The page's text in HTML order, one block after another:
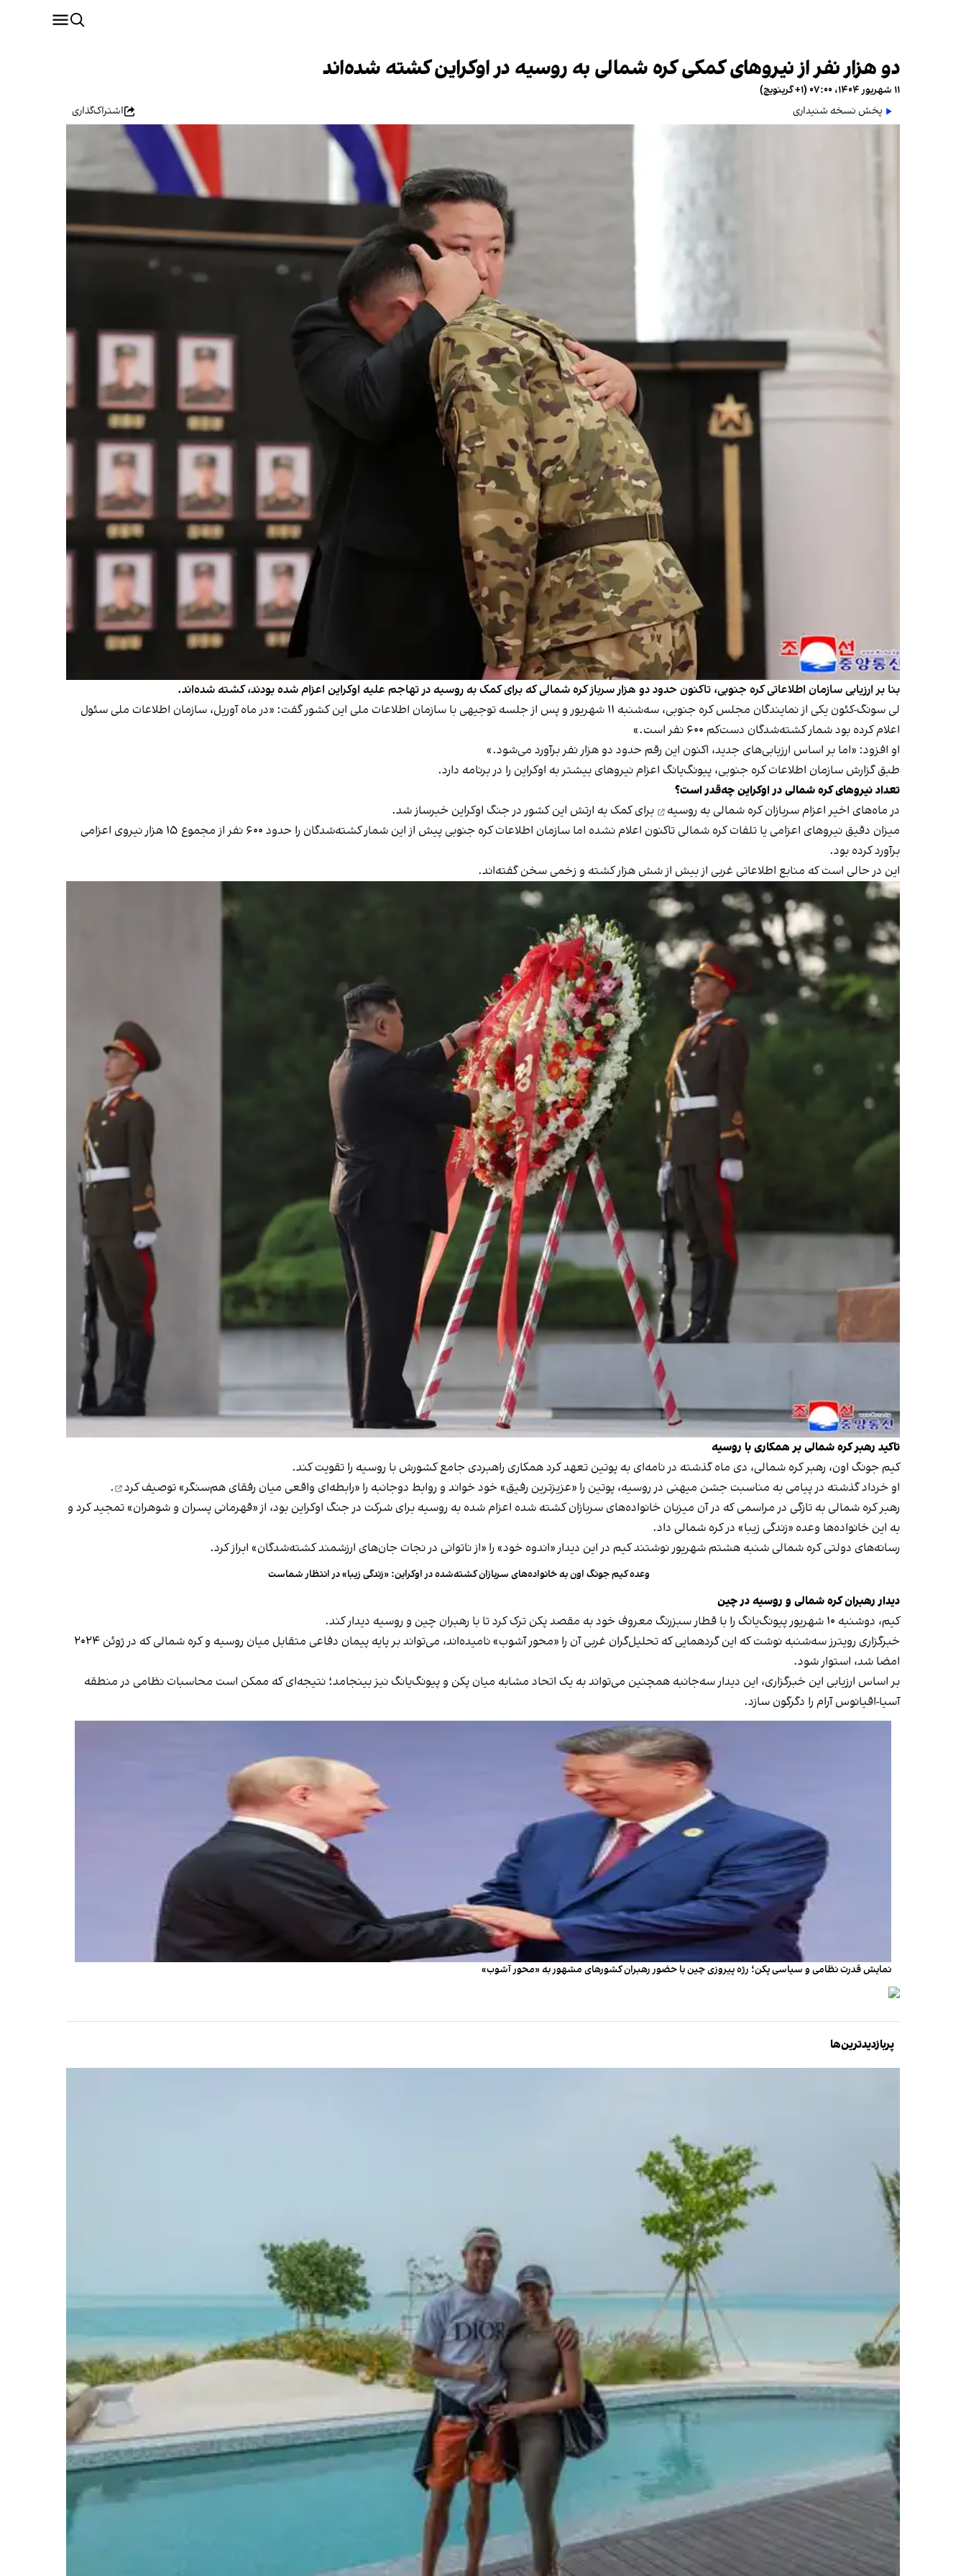
دو هزار نفر از نیروهای کمکی کره شمالی به روسیه در اوکراین کشته شده‌اند
۱۱ شهریور ۱۴۰۴، ۰۷:۰۰ (‎+۱ گرینویچ)
پخش نسخه شنیداری
اشتراک‌گذاری
بنا بر ارزیابی سازمان اطلاعاتی کره جنوبی، تاکنون حدود دو هزار سرباز کره شمالی که برای کمک به روسیه در تهاجم علیه اوکراین اعزام شده بودند، کشته شده‌اند.
لی سونگ-کئون یکی از نمایندگان مجلس کره جنوبی، سه‌شنبه ۱۱ شهریور و پس از جلسه توجیهی با سازمان اطلاعات ملی این کشور گفت: «در ماه آوریل، سازمان اطلاعات ملی سئول
اعلام کرده بود شمار کشته‌شدگان دست‌کم ۶۰۰ نفر است.»
او افزود: «اما بر اساس ارزیابی‌های جدید، اکنون این رقم حدود دو هزار نفر برآورد می‌شود.»
طبق گزارش سازمان اطلاعات کره جنوبی، پیونگ‌یانگ اعزام نیروهای بیشتر به اوکراین را در برنامه دارد.
تعداد نیروهای کره شمالی در اوکراین چه‌قدر است؟
در ماه‌های اخیراعزام سربازان کره شمالی به روسیه
برای کمک به ارتش این کشور در جنگ اوکراین خبرساز شد.
میزان دقیق نیروهای اعزامی یا تلفات کره شمالی تاکنون اعلام نشده اما سازمان اطلاعات کره جنوبی پیش از این شمار کشته‌شدگان را حدود ۶۰۰ نفر از مجموع ۱۵ هزار نیروی اعزامی
برآورد کرده بود.
این در حالی است که منابع اطلاعاتی غربی از بیش از شش هزار کشته و زخمی سخن گفته‌اند.
تاکید رهبر کره شمالی بر همکاری با روسیه
کیم جونگ اون، رهبر کره شمالی، دی ماه گذشته در نامه‌ای به پوتین تعهد کرد همکاری راهبردی جامع کشورش با روسیه را تقویت کند.
او خرداد گذشته در پیامی به مناسبت جشن میهنی در روسیه، پوتین را «عزیزترین رفیق» خود خواند و روابط دوجانبه را «رابطه‌ای واقعی میان رفقای هم‌سنگر»توصیف کرد
.
رهبر کره شمالی به تازگی در مراسمی که در آن میزبان خانواده‌های سربازان کشته شده اعزام شده به روسیه برای شرکت در جنگ اوکراین بود، از «قهرمانی پسران و شوهران» تمجید کرد و
به این خانواده‌ها وعده «زندگی زیبا» در کره شمالی داد.
رسانه‌های دولتی کره شمالی شنبه هشتم شهریور نوشتند کیم در این دیدار «اندوه خود» را «از ناتوانی در نجات جان‌های ارزشمند کشته‌شدگان» ابراز کرد.
وعده کیم جونگ اون به خانواده‌های سربازان کشته‌شده در اوکراین: «زندگی زیبا» در انتظار شماست
دیدار رهبران کره شمالی و روسیه در چین
کیم، دوشنبه ۱۰ شهریور پیونگ‌یانگ را با قطار سبزرنگ معروف خود به مقصد پکن ترک کرد تا با رهبران چین و روسیه دیدار کند.
خبرگزاری رویترز سه‌شنبه نوشت که این گردهمایی که تحلیل‌گران غربی آن را «محور آشوب» نامیده‌اند، می‌تواند بر پایه پیمان دفاعی متقابل میان روسیه و کره شمالی که در ژوئن ۲۰۲۴
امضا شد، استوار شود.
بر اساس ارزیابی این خبرگزاری، این دیدار سه‌جانبه همچنین می‌تواند به یک اتحاد مشابه میان پکن و پیونگ‌یانگ نیز بینجامد؛ نتیجه‌ای که ممکن است محاسبات نظامی در منطقه
آسیا-اقیانوس آرام را دگرگون سازد.
نمایش قدرت نظامی و سیاسی پکن؛ رژه پیروزی چین با حضور رهبران کشورهای مشهور به «محور آشوب»
پربازدیدترین‌ها